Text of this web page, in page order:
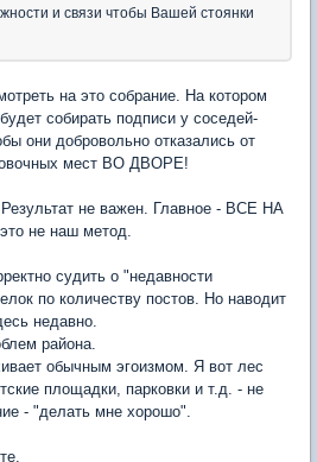
и связи чтобы Вашей стоянки
на это собрание. На котором
собирать подписи у соседей-
они добровольно отказались от
мест ВО ДВОРЕ!
не важен. Главное - ВСЕ НА
не наш метод.
судить о "недавности
по количеству постов. Но наводит
недавно.
района.
обычным эгоизмом. Я вот лес
площадки, парковки и т.д. - не
- "делать мне хорошо".